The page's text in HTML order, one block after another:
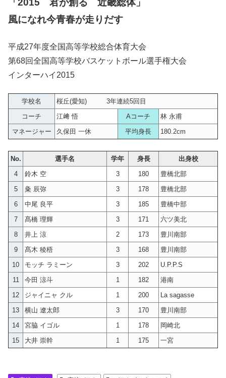
「2015 君が創る 近畿総体」
風になれ今青春が走りだす
平成27年度全国高等学校総合体育大会
第68回全国高等学校バスケットボール選手権大会
インターハイ2015
学校名
桜丘(愛知) 3年連続5回目
コーチ
江﨑 悟 Aコーチ
林 永甫
マネージャー
久保田 一休 平均身長 180.2cm
No. 選手名 学年 身長
出身校
4
鈴木 空 3 180
豊橋北部
5
粂 辰弥 3 178
豊橋北部
6
中尾 良平 3 185
豊橋中部
7
髙橋 理輝 3 171
六ツ美北
8
井上 涼 2 173
豊川南部
9
髙木 稜梧 3 168
豊川南部
10
モッチ ラミーン 3 202
U.P.P.S
11
今田 涼斗 1 182
港南
12
ジャイニャ クル 1 200
La sagasse
13
横山 遼太郎 3 170
豊川南部
14
宮脇 イゴル 1 178
岡崎北
15
大井 崇幹 1 175 一宮